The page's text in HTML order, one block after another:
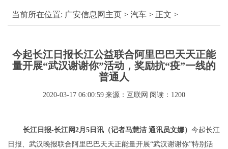
当前所在位置: 广安信息网主页 > 汽车 > 正文 >
今起长江日报长江公益联合阿里巴巴天天正能
量开展“武汉谢谢你”活动，奖励抗“疫”一线的
普通人
2020-03-17 06:00:59 来源：互联网 阅读：1200
长江日报-长江网2月5日讯（记者马慧洁 通讯员文娜） 今起长江
日报、武汉晚报联合阿里巴巴天天正能量开展“武汉谢谢你”特别活